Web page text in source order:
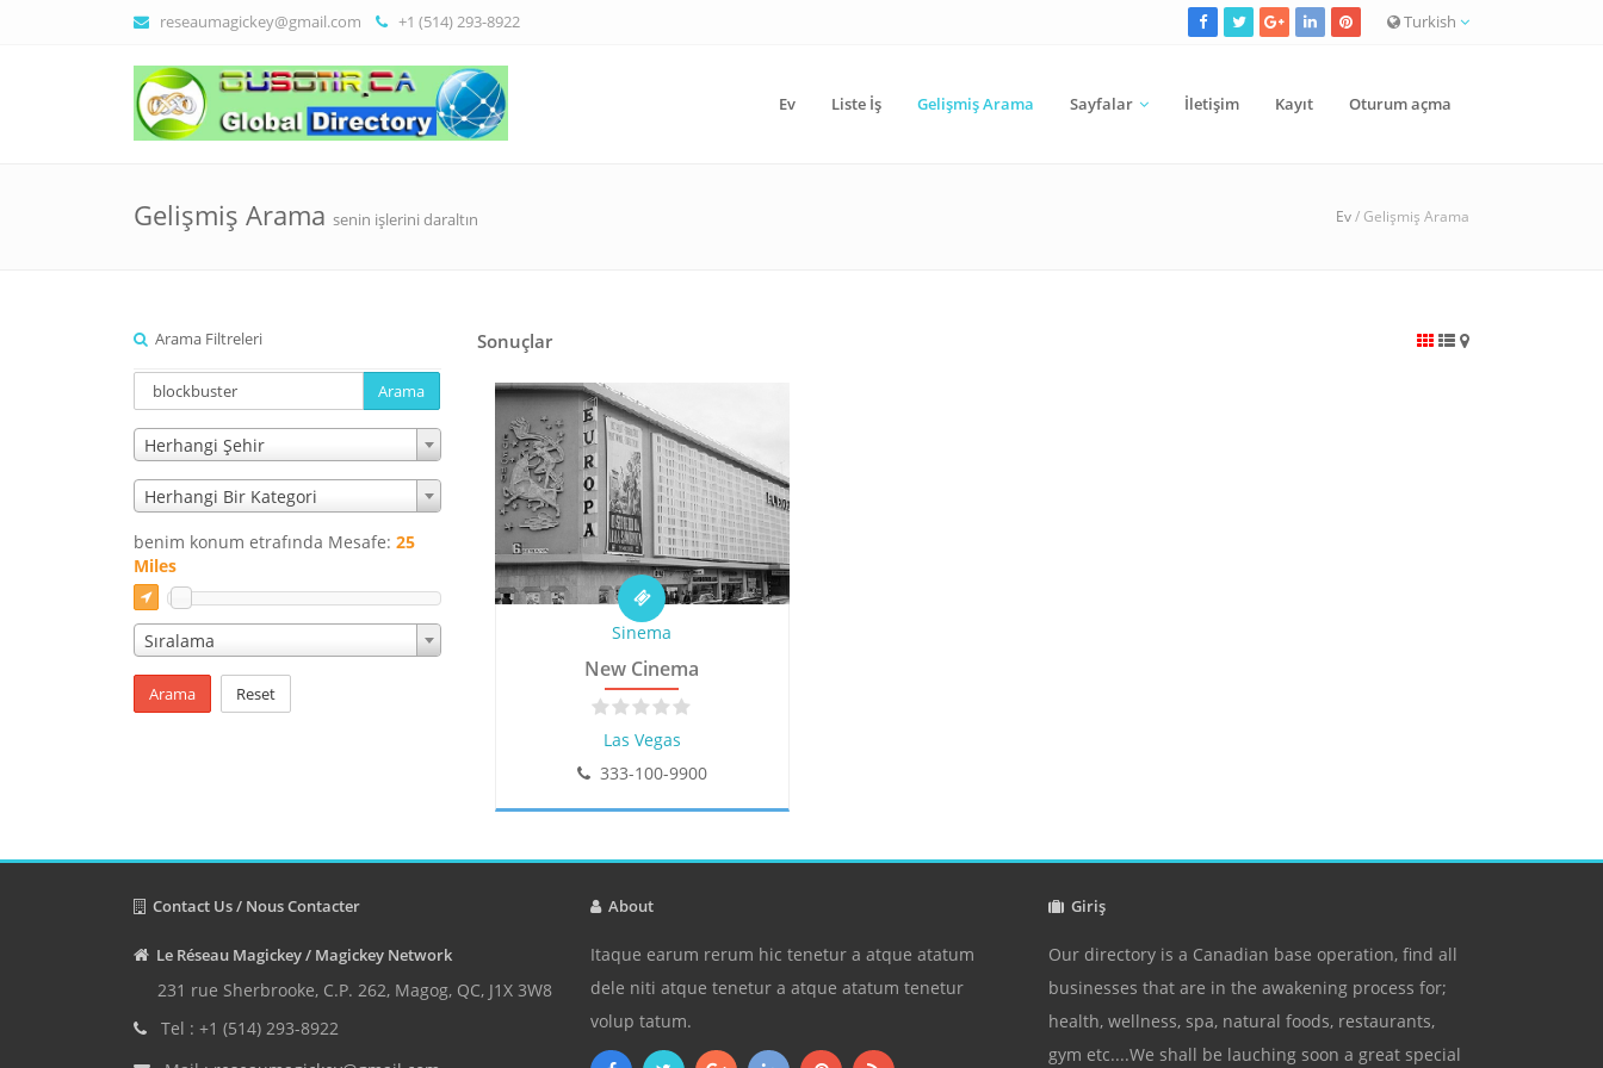
reseaumagickey@gmail.com +1 (514) 293-8922 Turkish
Ev Liste İş Gelişmiş Arama Sayfalar İletişim Kayıt Oturum açma
Gelişmiş Arama senin işlerini daraltın Ev/ Gelişmiş Arama
Arama Filtreleri
Arama
Herhangi Şehir
Herhangi Bir Kategori
benim konum etrafında Mesafe: 25
Miles
Sıralama
Arama Reset
Sonuçlar
Sinema
New Cinema
Las Vegas
333-100-9900
Contact Us / Nous Contacter
Le Réseau Magickey / Magickey Network
231 rue Sherbrooke, C.P. 262, Magog, QC, J1X 3W8
Tel : +1 (514) 293-8922
About
Itaque earum rerum hic tenetur a atque atatum
dele niti atque tenetur a atque atatum tenetur
volup tatum.
Giriş
Our directory is a Canadian base operation, find all
businesses that are in the awakening process for;
health, wellness, spa, natural foods, restaurants,
gym etc....We shall be lauching soon a great special